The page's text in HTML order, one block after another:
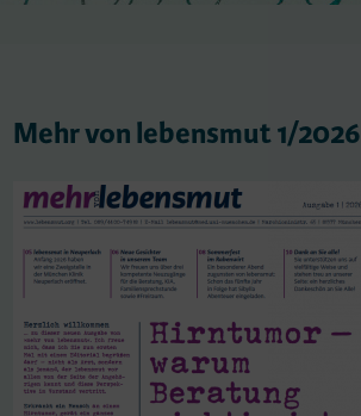
Mehr von lebensmut 1/2026